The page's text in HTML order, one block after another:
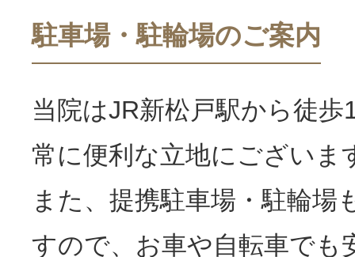
駐車場・駐輪場のご案内
当院はJR新松戸駅から徒
常に便利な立地にございま
また、提携駐車場・駐輪場
すので、お車や自転車でも